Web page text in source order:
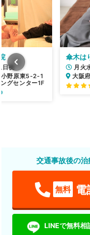
傘木は
月火
大阪
祝
小野原東5-2-1
グセンター1F
交通事故後の治
無料
LINEで無料相